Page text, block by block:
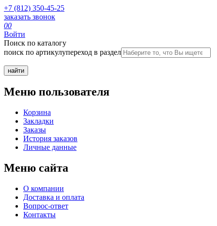
+7 (812) 350-45-25
заказать звонок
00
Войти
Поиск по каталогу
поиск по артикулупереход в раздел
Меню пользователя
Корзина
Закладки
Заказы
История заказов
Личные данные
Меню сайта
О компании
Доставка и оплата
Вопрос-ответ
Контакты